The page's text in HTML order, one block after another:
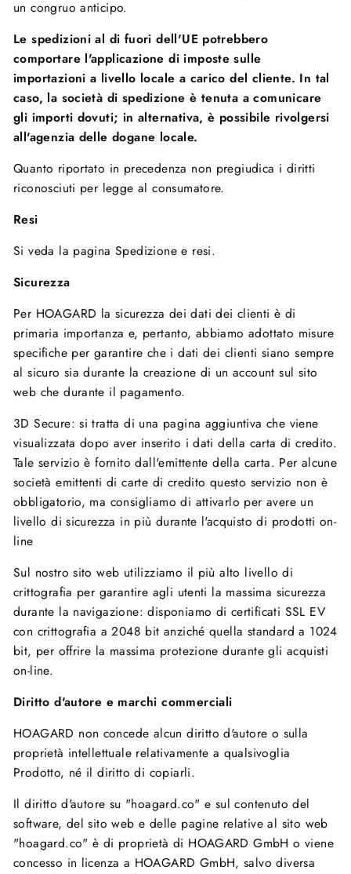
un congruo anticipo.
Le spedizioni al di fuori dell'UE potrebbero
comportare l'applicazione di imposte sulle
importazioni a livello locale a carico del cliente. In tal
caso, la società di spedizione è tenuta a comunicare
gli importi dovuti; in alternativa, è possibile rivolgersi
all'agenzia delle dogane locale.
Quanto riportato in precedenza non pregiudica i diritti
riconosciuti per legge al consumatore.
Resi
Si veda la pagina Spedizione e resi.
Sicurezza
Per HOAGARD la sicurezza dei dati dei clienti è di
primaria importanza e, pertanto, abbiamo adottato misure
specifiche per garantire che i dati dei clienti siano sempre
al sicuro sia durante la creazione di un account sul sito
web che durante il pagamento.
3D Secure: si tratta di una pagina aggiuntiva che viene
visualizzata dopo aver inserito i dati della carta di credito.
Tale servizio è fornito dall'emittente della carta. Per alcune
società emittenti di carte di credito questo servizio non è
obbligatorio, ma consigliamo di attivarlo per avere un
livello di sicurezza in più durante l'acquisto di prodotti on-
line
Sul nostro sito web utilizziamo il più alto livello di
crittografia per garantire agli utenti la massima sicurezza
durante la navigazione: disponiamo di certificati SSL EV
con crittografia a 2048 bit anziché quella standard a 1024
bit, per offrire la massima protezione durante gli acquisti
on-line.
Diritto d'autore e marchi commerciali
HOAGARD non concede alcun diritto d'autore o sulla
proprietà intellettuale relativamente a qualsivoglia
Prodotto, né il diritto di copiarli.
Il diritto d'autore su "hoagard.co" e sul contenuto del
software, del sito web e delle pagine relative al sito web
"hoagard.co" è di proprietà di HOAGARD GmbH o viene
concesso in licenza a HOAGARD GmbH, salvo diversa